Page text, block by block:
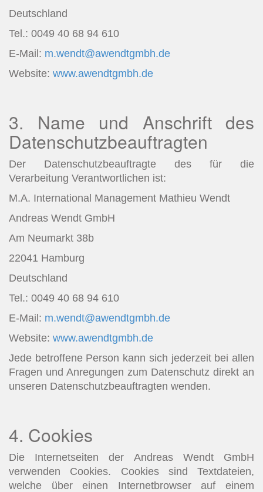
Deutschland
Tel.: 0049 40 68 94 610
E-Mail: m.wendt@awendtgmbh.de
Website: www.awendtgmbh.de
3. Name und Anschrift des
Datenschutzbeauftragten
Der Datenschutzbeauftragte des für die
Verarbeitung Verantwortlichen ist:
M.A. International Management Mathieu Wendt
Andreas Wendt GmbH
Am Neumarkt 38b
22041 Hamburg
Deutschland
Tel.: 0049 40 68 94 610
E-Mail: m.wendt@awendtgmbh.de
Website: www.awendtgmbh.de
Jede betroffene Person kann sich jederzeit bei allen
Fragen und Anregungen zum Datenschutz direkt an
unseren Datenschutzbeauftragten wenden.
4. Cookies
Die Internetseiten der Andreas Wendt GmbH
verwenden Cookies. Cookies sind Textdateien,
welche über einen Internetbrowser auf einem